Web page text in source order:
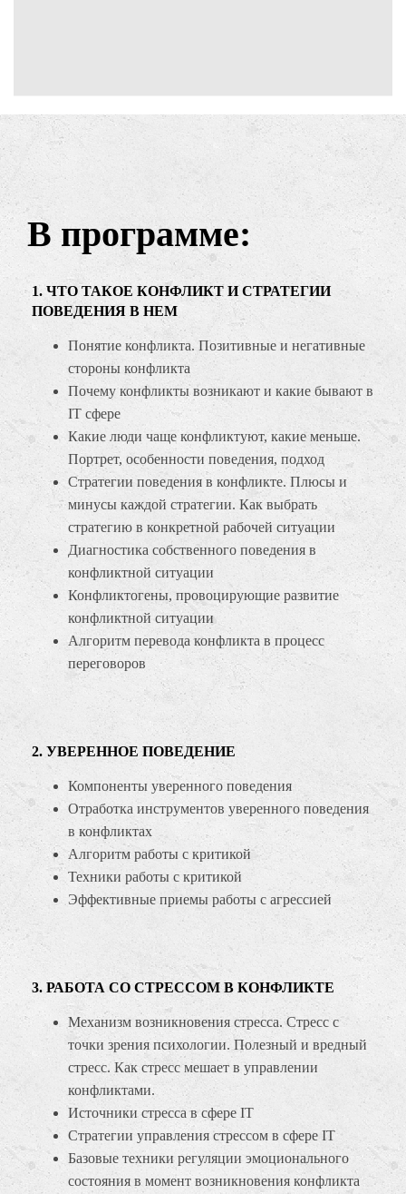
В программе:
1. ЧТО ТАКОЕ КОНФЛИКТ И СТРАТЕГИИ
ПОВЕДЕНИЯ В НЕМ
Понятие конфликта. Позитивные и негативные
стороны конфликта
Почему конфликты возникают и какие бывают в
IT сфере
Какие люди чаще конфликтуют, какие меньше.
Портрет, особенности поведения, подход
Стратегии поведения в конфликте. Плюсы и
минусы каждой стратегии. Как выбрать
стратегию в конкретной рабочей ситуации
Диагностика собственного поведения в
конфликтной ситуации
Конфликтогены, провоцирующие развитие
конфликтной ситуации
Алгоритм перевода конфликта в процесс
переговоров
2. УВЕРЕННОЕ ПОВЕДЕНИЕ
Компоненты уверенного поведения
Отработка инструментов уверенного поведения
в конфликтах
Алгоритм работы с критикой
Техники работы с критикой
Эффективные приемы работы с агрессией
3. РАБОТА СО СТРЕССОМ В КОНФЛИКТЕ
Механизм возникновения стресса. Стресс с
точки зрения психологии. Полезный и вредный
стресс. Как стресс мешает в управлении
конфликтами.
Источники стресса в сфере IT
Стратегии управления стрессом в сфере IT
Базовые техники регуляции эмоционального
состояния в момент возникновения конфликта